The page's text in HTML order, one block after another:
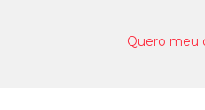
Quero meu